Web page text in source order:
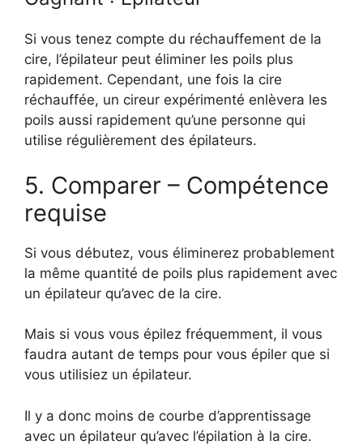
Si vous tenez compte du réchauffement de la
cire, l’épilateur peut éliminer les poils plus
rapidement. Cependant, une fois la cire
réchauffée, un cireur expérimenté enlèvera les
poils aussi rapidement qu’une personne qui
utilise régulièrement des épilateurs.
5. Comparer – Compétence
requise
Si vous débutez, vous éliminerez probablement
la même quantité de poils plus rapidement avec
un épilateur qu’avec de la cire.
Mais si vous vous épilez fréquemment, il vous
faudra autant de temps pour vous épiler que si
vous utilisiez un épilateur.
Il y a donc moins de courbe d’apprentissage
avec un épilateur qu’avec l’épilation à la cire.